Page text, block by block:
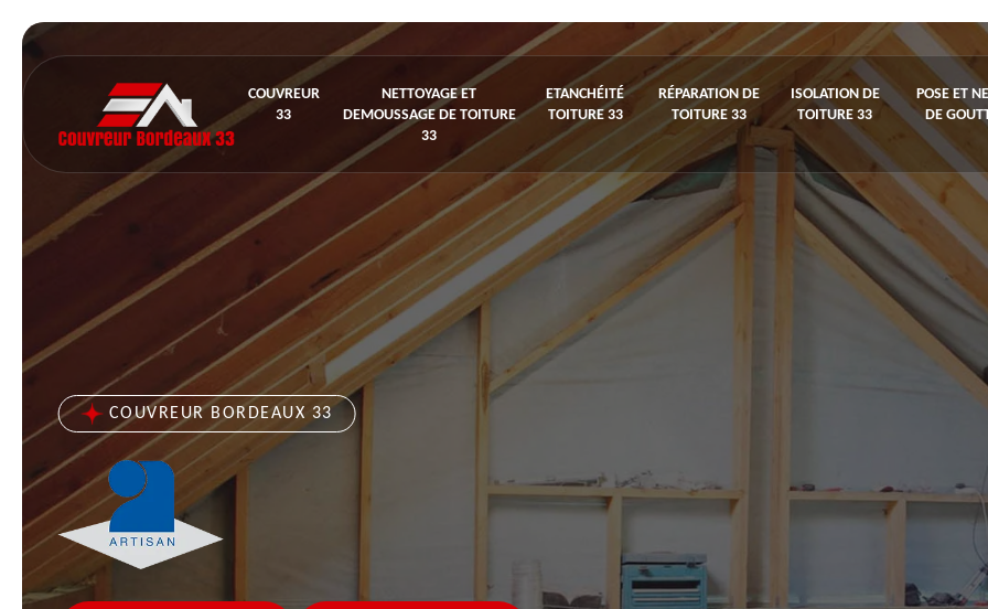
COUVREUR
33
NETTOYAGE ET
DEMOUSSAGE DE TOITURE
33
ETANCHÉITÉ
TOITURE 33
RÉPARATION DE
TOITURE 33
ISOLATION DE
TOITURE 33
POSE ET
DE
COUVREUR BORDEAUX 33